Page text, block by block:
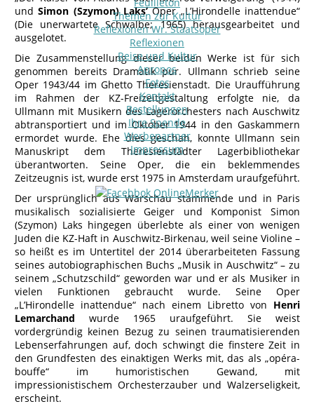
Themen zur Kultur
Reflexionen Wr. Staatsoper
Reflexionen
Reise und Kultur
Apropos
Fotos
Kontakt
Bestellungen
Ihre Spende
Werbepartner
Impressum
undSimon (Szymon) Laks’Oper „L’Hirondelle inattendue“
(Die unerwartete Schwalbe; 1965) herausgearbeitet und
ausgelotet.
Die Zusammenstellung dieser beiden Werke ist für sich
genommen bereits Dramatik pur. Ullmann schrieb seine
Oper 1943/44 im Ghetto Theresienstadt. Die Uraufführung
im Rahmen der KZ-Freizeitgestaltung erfolgte nie, da
Ullmann mit Musikern des Lagerorchesters nach Auschwitz
abtransportiert und im Oktober 1944 in den Gaskammern
ermordet wurde. Ehe dies geschah, konnte Ullmann sein
Manuskript dem Theresienstädter Lagerbibliothekar
überantworten. Seine Oper, die ein beklemmendes
Zeitzeugnis ist, wurde erst 1975 in Amsterdam uraufgeführt.
Der ursprünglich aus Warschau stammende und in Paris
musikalisch sozialisierte Geiger und Komponist Simon
(Szymon) Laks hingegen überlebte als einer von wenigen
Juden die KZ-Haft in Auschwitz-Birkenau, weil seine Violine –
so heißt es im Untertitel der 2014 überarbeiteten Fassung
seines autobiographischen Buchs „Musik in Auschwitz“ – zu
seinem „Schutzschild“ geworden war und er als Musiker in
vielen Funktionen gebraucht wurde. Seine Oper
„L’Hirondelle inattendue“ nach einem Libretto von Henri
Lemarchand wurde 1965 uraufgeführt. Sie weist
vordergründig keinen Bezug zu seinen traumatisierenden
Lebenserfahrungen auf, doch schwingt die finstere Zeit in
den Grundfesten des einaktigen Werks mit, das als „opéra-
bouffe“ im humoristischen Gewand, mit
impressionistischem Orchesterzauber und Walzerseligkeit,
erscheint.